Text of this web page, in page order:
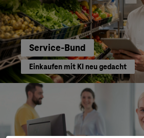
Service-Bund
Einkaufen mit KI neu gedacht